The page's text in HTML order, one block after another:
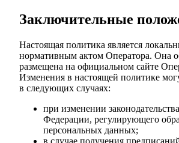
Заключительные
Настоящая политика является
нормативным актом Оператора. Она
размещена на официальном сайте
Изменения в настоящей политике
в следующих случаях:
при изменении
Федерации, регулирующего
персональных данных;
в случае получения